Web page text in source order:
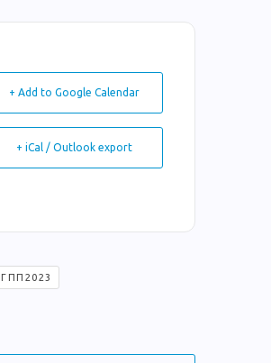
+ Add to Google Calendar
+ iCal / Outlook export
ΓΠΠ2023